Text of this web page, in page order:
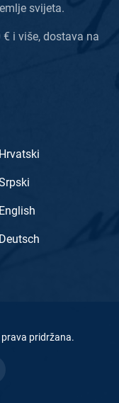
svijeta.
i više, dostava na
Hrvatski
English
Deutsch
prava pridržana.